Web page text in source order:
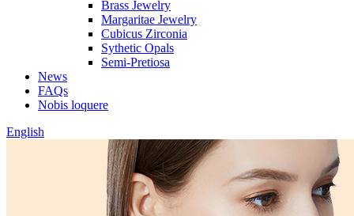
Brass Jewelry
Margaritae Jewelry
Cubicus Zirconia
Sythetic Opals
Semi-Pretiosa
News
FAQs
Nobis loquere
English